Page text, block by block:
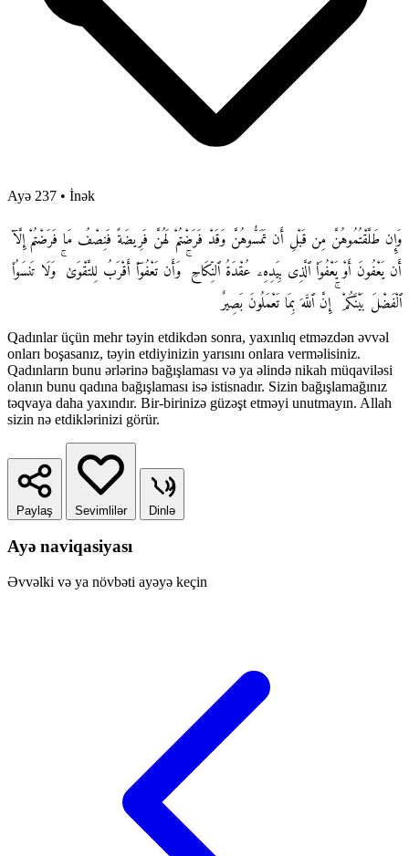
Ayə 237 • İnək
وَإِن طَلَّقْتُمُوهُنَّ مِن قَبْلِ أَن تَمَسُّوهُنَّ وَقَدْ فَرَضْتُمْ لَهُنَّ فَرِيضَةً فَنِصْفُ مَا فَرَضْتُمْ إِلَّآ
أَن يَعْفُونَ أَوْ يَعْفُوَا۟ ٱلَّذِى بِيَدِهِۦ عُقْدَةُ ٱلنِّكَاحِ ۚ وَأَن تَعْفُوٓا۟ أَقْرَبُ لِلتَّقْوَىٰ ۚ وَلَا تَنسَوُا۟
ٱلْفَضْلَ بَيْنَكُمْ ۚ إِنَّ ٱللَّهَ بِمَا تَعْمَلُونَ بَصِيرٌ
Qadınlar üçün mehr təyin etdikdən sonra, yaxınlıq etməzdən əvvəl
onları boşasanız, təyin etdiyinizin yarısını onlara verməlisiniz.
Qadınların bunu ərlərinə bağışlaması və ya əlində nikah müqaviləsi
olanın bunu qadına bağışlaması isə istisnadır. Sizin bağışlamağınız
təqvaya daha yaxındır. Bir-birinizə güzəşt etməyi unutmayın. Allah
sizin nə etdiklərinizi görür.
Paylaş Sevimlilər Dinlə
Ayə naviqasiyası
Əvvəlki və ya növbəti ayəyə keçin